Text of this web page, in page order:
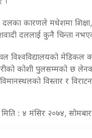
कारणले मधेशमा शिक्षा,
दललाई कुनै चिन्ता
विश्वविद्यालयको
कोशी पुलसम्मको छ
विस्तार र
मिति : ४ मंसिर २०७४,